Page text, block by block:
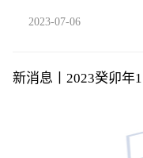
2023-07-06
新消息丨2023癸卯年